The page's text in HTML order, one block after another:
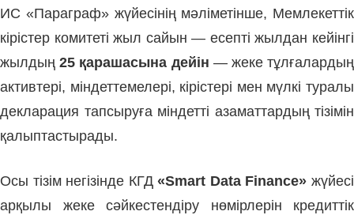
ИС «Параграф» жүйесінің мәліметінше, Мемлекеттік
кірістер комитеті жыл сайын — есепті жылдан кейінгі
жылдың25 қарашасына дейін — жеке тұлғалардың
активтері, міндеттемелері, кірістері мен мүлкі туралы
декларация тапсыруға міндетті азаматтардың тізімін
қалыптастырады.
Осы тізім негізінде КГД«Smart Data Finance» жүйесі
арқылы жеке сәйкестендіру нөмірлерін кредиттік